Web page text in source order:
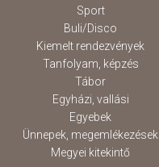
Sport
Buli/Disco
Kiemelt rendezvények
Tanfolyam, képzés
Tábor
Egyházi, vallási
Egyebek
Ünnepek, megemlékezések
Megyei kitekintő